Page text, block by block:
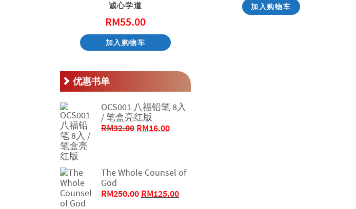
加入购物车
诚心学道
RM55.00
加入购物车
优惠书单
OCS001 八福铅笔 8入
/ 笔盒亮红版
RM32.00 原
RM16.00当
为：
The Whole Counsel of
God
RM250.00 原
RM125.00当